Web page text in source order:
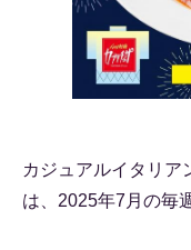
カジュアルイタリア
は、2025年7月の毎